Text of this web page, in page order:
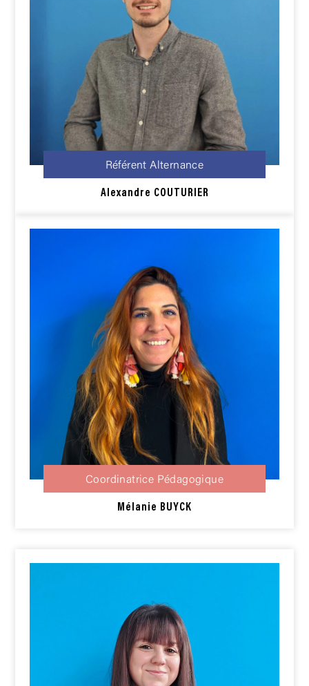
Référent Alternance
Alexandre COUTURIER
Coordinatrice Pédagogique
Mélanie BUYCK